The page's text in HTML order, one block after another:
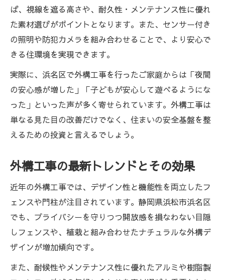
外構工事のプロ目線で見る施工技術の進化
低コストで実現する外構工事の工夫を紹介
外構工事で叶える理想の生活空間設計
快適生活へ導くフェンス選びのコツ
外構工事で重視すべきフェンスの選び方
暮らしを快適にするフェンス設置の工夫
外構工事の視点で考えるフェンスのポイン
ト
フェンス設置で生活環境を改善する方法
外構工事を予算内で進めるコツとは
コストを抑えて外構工事を成功させる方法
外構工事費用を賢く抑えるポイント
フェンス設置の費用対効果を高める工夫
外構工事の見積もりで失敗しない秘訣
ば、視線を遮る高さや、耐久性・メンテナンス性に優れ
た素材選びがポイントとなります。また、センサー付き
の照明や防犯カメラを組み合わせることで、より安心で
きる住環境を実現できます。
実際に、浜名区で外構工事を行ったご家庭からは「夜間
の安心感が増した」「子どもが安心して遊べるようにな
った」といった声が多く寄せられています。外構工事は
単なる見た目の改善だけでなく、住まいの安全基盤を整
えるための投資と言えるでしょう。
外構工事の最新トレンドとその効果
近年の外構工事では、デザイン性と機能性を両立したフ
ェンスや門柱が注目されています。静岡県浜松市浜名区
でも、プライバシーを守りつつ開放感を損なわない目隠
しフェンスや、植栽と組み合わせたナチュラルな外構デ
ザインが増加傾向です。
また、耐候性やメンテナンス性に優れたアルミや樹脂製